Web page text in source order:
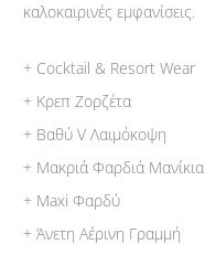
καλοκαιρινές εμφανίσεις.
+ Cocktail & Resort Wear
+ Κρεπ Ζορζέτα
+ Βαθύ V Λαιμόκοψη
+ Μακριά Φαρδιά Μανίκια
+ Maxi Φαρδύ
+ Άνετη Αέρινη Γραμμή